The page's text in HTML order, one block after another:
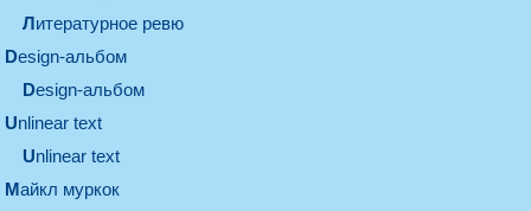
литературное ревю
design-альбом
design-альбом
unlinear text
Unlinear text
майкл муркок